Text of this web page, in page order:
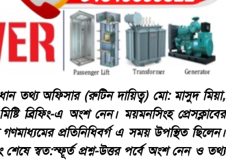
তথ্য অফিসার (রুটিন দায়িত্ব) মো: মাসুদ মিয়া,
ব্রিফিং-এ অংশ নেন। ময়মনসিংহ প্রেসক্লাবের
প্রতিনিধিবর্গ এ সময় উপস্থিত ছিলেন।
শেষে স্বত:স্ফূর্ত প্রশ্ন-উত্তর পর্বে অংশ নেন ও তথ্য